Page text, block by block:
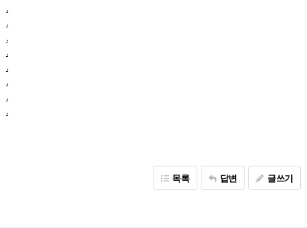
.
.
.
.
.
.
.
.
목록 답변 글쓰기